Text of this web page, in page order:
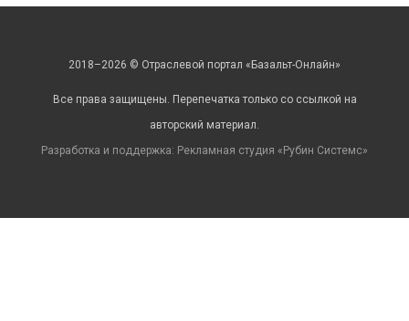
2018–2026 © Отраслевой портал «Базальт-Онлайн»
Все права защищены. Перепечатка только со ссылкой на
авторский материал.
Разработка и поддержка: Рекламная студия « Рубин Системс»